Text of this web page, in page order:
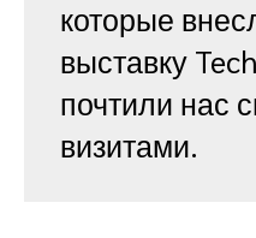
которые
выставку
почтили нас
визитами.